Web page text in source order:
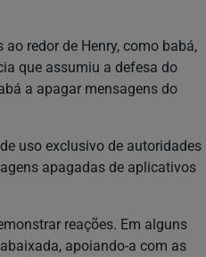
redor de Henry, como babá,
que assumiu a defesa do
a apagar mensagens do
uso exclusivo de autoridades
apagadas de aplicativos
reações. Em alguns
apoiando-a com as